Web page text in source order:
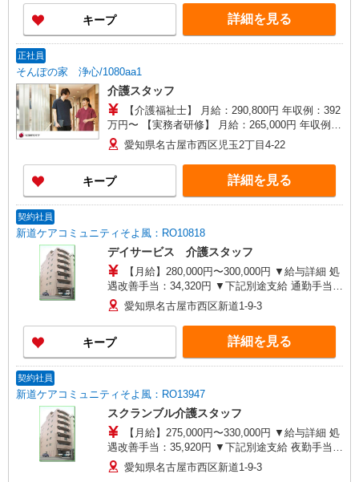
日祝手当（月平均2回分）、夜勤手当（月平均5回
分）等、毎月平均的に支払われる手当を含みま
す。 ※介護福祉士のみ、特別職務手当も含む ◎残
与 基本給2.08ヶ月分/年支給
キープ 詳細を見る
正社員
そんぽの家 浄心/1080aa1
介護スタッフ
【介護福祉士】 月給：290,800円 年収例：392
万円〜 【実務者研修】 月給：265,000円 年収例：
360万円〜 【初任者研修・無資格】 月給：
249,300円 年収例：337万円〜 ※職務手当、働き
がい向上手当、日祝手当（月平均2回分）、夜勤手
当（月平均5回分）等、毎月平均的に支払われる手
当を含みます。 ※介護福祉士のみ、特別職務手当
分〜） ◎賞与 基本給2.08ヶ月分/年支給
愛知県名古屋市西区児玉2丁目4-22
キープ 詳細を見る
契約社員
新道ケアコミュニティそよ風：RO10818
デイサービス 介護スタッフ
【月給】280,000円〜300,000円 ▼給与詳細 処
遇改善手当：34,320円 ▼下記別途支給 通勤手当
年末年始手当：380円/時 寸志あり：年2回（6月・
12月） ※業績による 特別報酬：平均33.8万円（最
高額130万円） ※2025年6月支給実績 ※処遇改善
手当は試用期間中(3ヶ月)は支給なし
愛知県名古屋市西区新道1-9-3
キープ 詳細を見る
契約社員
新道ケアコミュニティそよ風：RO13947
スクランブル介護スタッフ
【月給】275,000円〜330,000円 ▼給与詳細 処
遇改善手当：35,920円 ▼下記別途支給 夜勤手当：
6,000円（1回） 準夜勤手当：3,500円（1回） 通勤
手当 年末年始手当：380円/時 寸志あり：年2回（6
愛知県名古屋市西区新道1-9-3